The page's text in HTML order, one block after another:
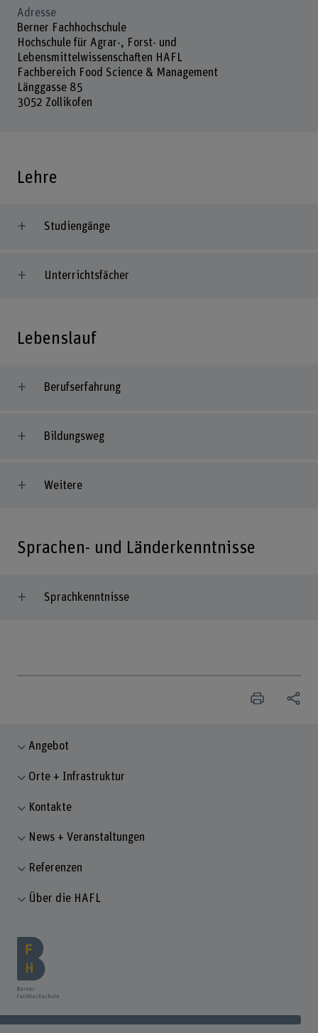
Adresse
Berner Fachhochschule
Hochschule für Agrar-, Forst- und
Lebensmittelwissenschaften HAFL
Fachbereich Food Science & Management
Länggasse 85
3052 Zollikofen
Lehre
Studiengänge
Unterrichtsfächer
Lebenslauf
Berufserfahrung
Bildungsweg
Weitere
Sprachen- und Länderkenntnisse
Sprachkenntnisse
Angebot
Orte + Infrastruktur
Kontakte
News + Veranstaltungen
Referenzen
Über die HAFL